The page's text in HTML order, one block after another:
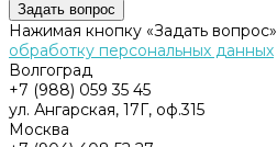
Нажимая кнопку «Задать
обработку персональных данных
Волгоград
+7 (988) 059 35 45
ул. Ангарская, 17Г, оф.315
Москва